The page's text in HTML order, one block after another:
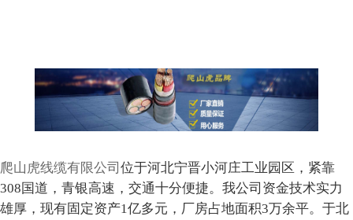
爬山虎线缆有限公司 位于河北宁晋小河庄工业园区，紧靠
308国道，青银高速，交通十分便捷。我公司资金技术实力
雄厚，现有固定资产1亿多元，厂房占地面积3万余平。于北